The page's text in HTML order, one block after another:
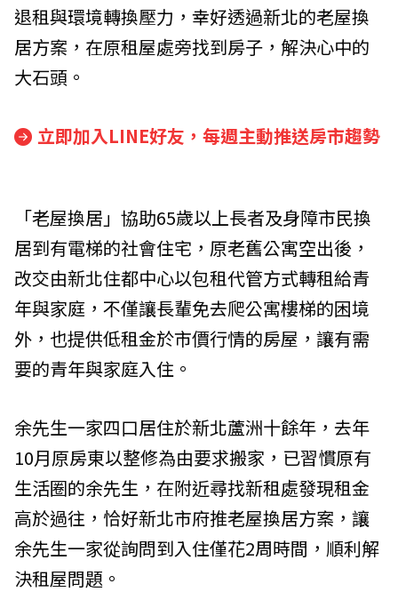
退租與環境轉換壓力，幸好透過新北的老屋換
居方案，在原租屋處旁找到房子，解決心中的
大石頭。
立即加入LINE好友，每週主動推送房市趨勢
「老屋換居」協助65歲以上長者及身障市民換
居到有電梯的社會住宅，原老舊公寓空出後，
改交由新北住都中心以包租代管方式轉租給青
年與家庭，不僅讓長輩免去爬公寓樓梯的困境
外，也提供低租金於市價行情的房屋，讓有需
要的青年與家庭入住。
余先生一家四口居住於新北蘆洲十餘年，去年
10月原房東以整修為由要求搬家，已習慣原有
生活圈的余先生，在附近尋找新租處發現租金
高於過往，恰好新北市府推老屋換居方案，讓
余先生一家從詢問到入住僅花2周時間，順利解
決租屋問題。